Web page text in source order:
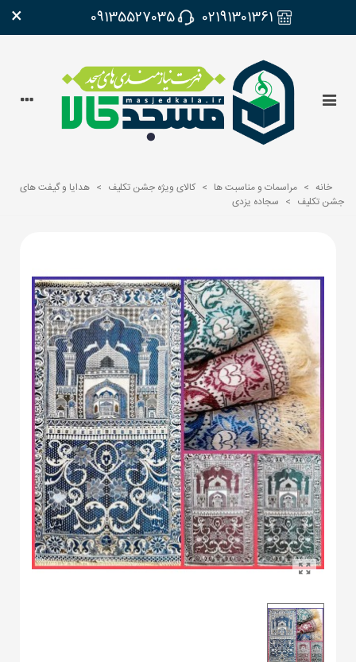
02191301361
09135527035
×
خانه > مراسمات و مناسبت ها > کالای ویژه جشن تکلیف > هدایا و گیفت های
جشن تکلیف > سجاده یزدی